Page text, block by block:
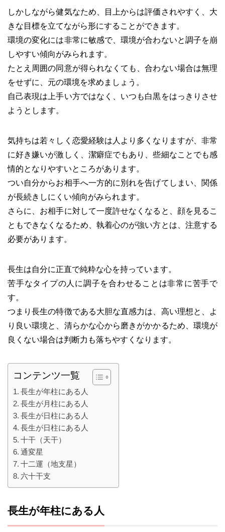
しかしながら健気なため、目上からは評価されやすく、大
きな目標を立てながら形にすることができます。
環境の変化には非常に敏感で、環境が合わないと調子を崩
しやすい傾向がみられます。
たとえ周囲の同意が得られなくても、合わない場合は無理
をせずに、元の環境を求めましょう。
自己表現は上手い方ではなく、いつも白黒をはっきりさせ
ようとします。
気持ちは若々しく恋愛経験は人より多くなりますが、非常
に好き嫌いが激しく、潔癖症でもあり、些細なことでも感
情的となりやすいところがあります。
つい自分からお相手へ一方的に別れを告げてしまい、関係
が長続きしにくい傾向がみられます。
さらに、お相手に対して一度許せなくなると、顔を見るこ
ともできなくなるため、執着心のが強い方とは、注意する
必要があります。
長生は自分に正直で純粋な心を持っています。
苦手なタイプの人に調子を合わせることは非常に苦手で
す。
つまり長生の特徴である大胆な直感力は、高い理想と、よ
り良い環境と、清らかな心から磨きがかかるため、環境が
良くない場合は判断力も落ちやすくなります。
コンテンツ一覧
長生が年柱にある人
長生が月柱にある人
長生が日柱にある人
長生が日柱にある人
十干（天干）
通変星
十二運（地支星）
六十干支
長生が年柱にある人